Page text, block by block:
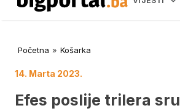
Početna » Košarka
14. Marta 2023.
Efes poslije trilera